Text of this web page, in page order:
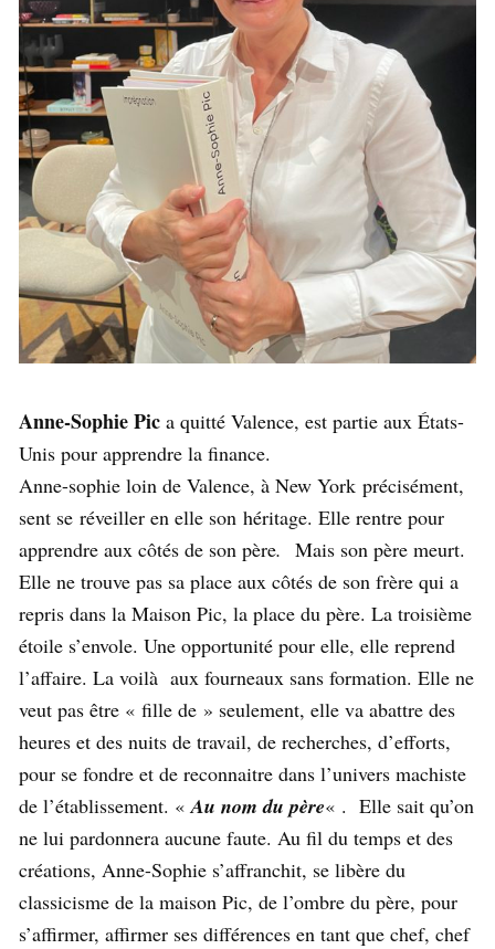
Anne-Sophie Pic a quitté Valence, est partie aux États-
Unis pour apprendre la finance.
Anne-sophie loin de Valence, à New York précisément,
sent se réveiller en elle son héritage. Elle rentre pour
apprendre aux côtés de son père. Mais son père meurt.
Elle ne trouve pas sa place aux côtés de son frère qui a
repris dans la Maison Pic, la place du père. La troisième
étoile s’envole. Une opportunité pour elle, elle reprend
l’affaire. La voilà aux fourneaux sans formation. Elle ne
veut pas être « fille de » seulement, elle va abattre des
heures et des nuits de travail, de recherches, d’efforts,
pour se fondre et de reconnaitre dans l’univers machiste
de l’établissement. «Au nom du père« . Elle sait qu’on
ne lui pardonnera aucune faute. Au fil du temps et des
créations, Anne-Sophie s’affranchit, se libère du
classicisme de la maison Pic, de l’ombre du père, pour
s’affirmer, affirmer ses différences en tant que chef, chef